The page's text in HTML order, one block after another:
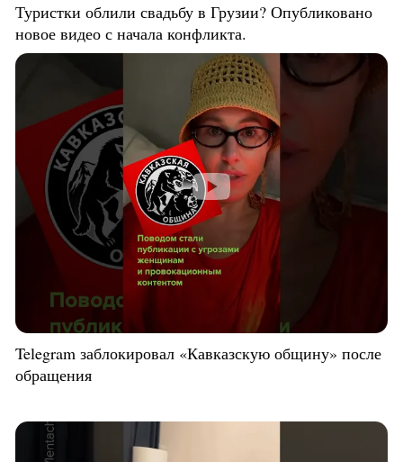
Туристки облили свадьбу в Грузии? Опубликовано
новое видео с начала конфликта.
Telegram заблокировал «Кавказскую общину» после
обращения